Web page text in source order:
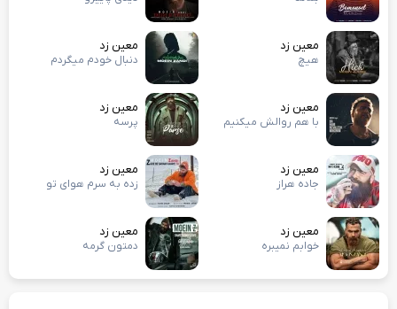
معین زد
هیچ
معین زد
دنبال خودم میگردم
معین زد
با هم روالش میکنیم
معین زد
پرسه
معین زد
جاده هراز
معین زد
زده به سرم هوای تو
معین زد
خوابم نمیبره
معین زد
دمتون گرمه